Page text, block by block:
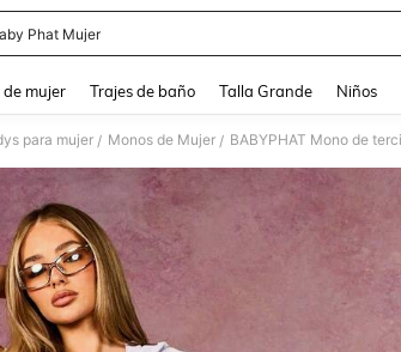
Phat Mujer
de mujer Trajes de baño Talla Grande Niños
para mujer / Monos de Mujer /